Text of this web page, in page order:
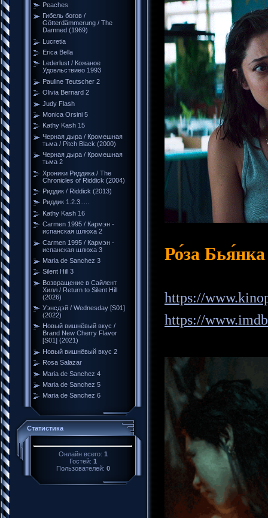
Peaches
Гибель богов /
Götterdämmerung / The
Damned (1969)
Lucretia
Erica Bella
Lederlust / Кожаное
Удовльствиео 1993
Pauline Teutscher 2
Olivia Bernard 2
Judy Flash
Monica Orsini 5
Kathy Kash 15
Черная дыра / Кромешная
тьма / Pitch Black (2000)
Черная дыра / Кромешная
тьма 2
Хроники Риддика / The
Chronicles of Riddick (2004)
Риддик / Riddick (2013)
Риддик 1.2.3.....
Kathy Kash 16
Carmen 1995 / Кармэн -
испанская шлюха 2
Carmen 1995 / Кармэн -
испанская шлюха 3
Maria de Sanchez 3
Silent Hill 3
Возвращение в Сайлент
Хилл / Return to Silent Hill
(2026)
Уэнсдэй / Wednesday [S01]
(2022)
Новый вишнёвый вкус /
Brand New Cherry Flavor
[S01] (2021)
Новый вишнёвый вкус 2
Rosa Salazar
Maria de Sanchez 4
Maria de Sanchez 5
Maria de Sanchez 6
Статистика
Онлайн всего: 1
Гостей: 1
Пользователей: 0
Ро́за
https://
https://